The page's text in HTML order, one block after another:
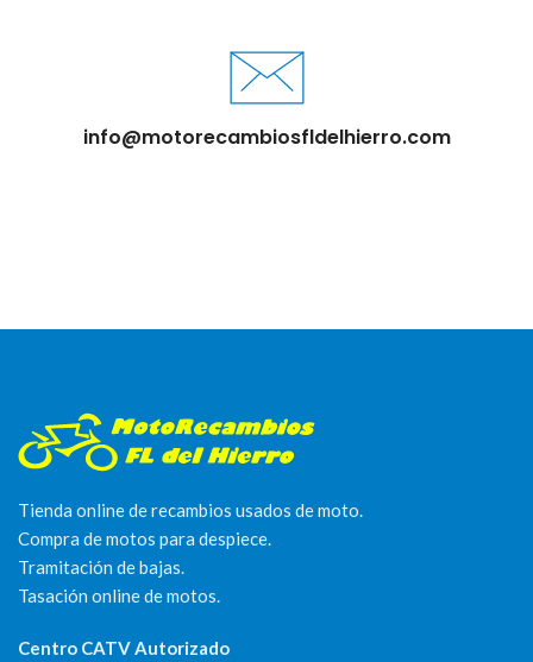
info@motorecambiosfldelhierro.com
Tienda online de recambios usados de moto.
Compra de motos para despiece.
Tramitación de bajas.
Tasación online de motos.
Centro CATV Autorizado